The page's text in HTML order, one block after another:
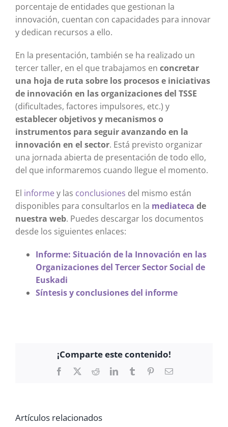
porcentaje de entidades que gestionan la
innovación, cuentan con capacidades para innovar
y dedican recursos a ello.
En la presentación, también se ha realizado un
tercer taller, en el que trabajamos en concretar
una hoja de ruta sobre los procesos e iniciativas
de innovación en las organizaciones del TSSE
(dificultades, factores impulsores, etc.) y
establecer objetivos y mecanismos o
instrumentos para seguir avanzando en la
innovación en el sector. Está previsto organizar
una jornada abierta de presentación de todo ello,
del que informaremos cuando llegue el momento.
El informey las conclusiones del mismo están
disponibles para consultarlos en la mediateca de
nuestra web. Puedes descargar los documentos
desde los siguientes enlaces:
Informe: Situación de la Innovación en las
Organizaciones del Tercer Sector Social de
Euskadi
Síntesis y conclusiones del informe
¡Comparte este contenido!
Facebook RedditLinkedInTumblr PinterestCorreo
Artículos relacionados